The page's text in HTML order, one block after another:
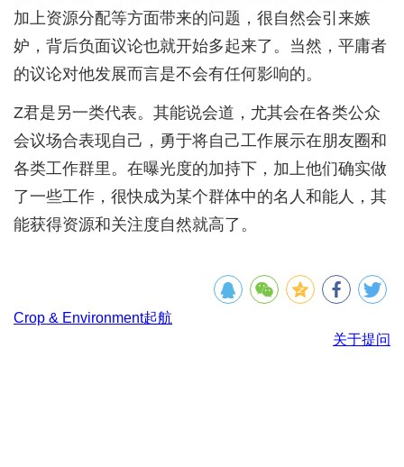
加上资源分配等方面带来的问题，很自然会引来嫉
妒，背后负面议论也就开始多起来了。当然，平庸者
的议论对他发展而言是不会有任何影响的。
Z君是另一类代表。其能说会道，尤其会在各类公众
会议场合表现自己，勇于将自己工作展示在朋友圈和
各类工作群里。在曝光度的加持下，加上他们确实做
了一些工作，很快成为某个群体中的名人和能人，其
能获得资源和关注度自然就高了。
Crop & Environment起航
关于提问